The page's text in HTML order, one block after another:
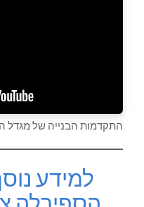
התקדמות הבנייה של מגדל
למידע